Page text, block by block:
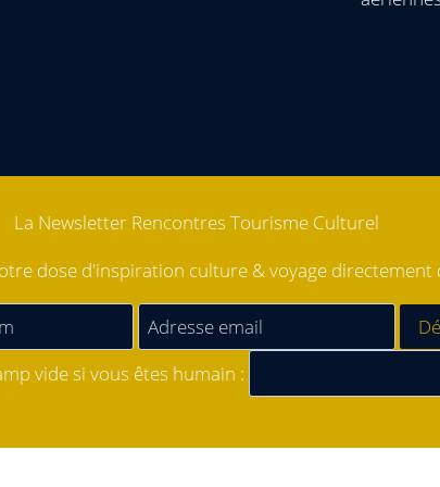
La Newsletter Rencontres Tourisme Culturel
dose d'inspiration culture & voyage
vide si vous êtes humain :